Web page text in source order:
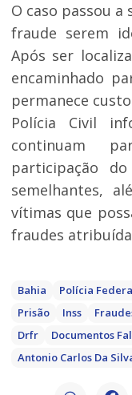
O caso passou
fraude serem
Após ser
encaminhado
permanece
Polícia Civil
continuam
participação
semelhantes,
vítimas que
fraudes
Bahia Polícia
Prisão
Inss
Drfr
Documentos
Antonio Carlos Da